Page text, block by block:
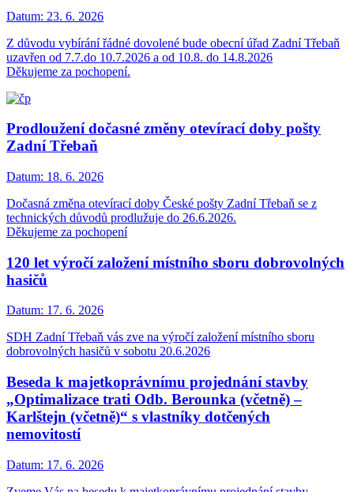
Datum: 23. 6. 2026
Z důvodu vybírání řádné dovolené bude obecní úřad Zadní Třebaň
uzavřen od 7.7.do 10.7.2026 a od 10.8. do 14.8.2026
Děkujeme za pochopení.
Prodloužení dočasné změny otevírací doby pošty
Zadní Třebaň
Datum: 18. 6. 2026
Dočasná změna otevírací doby České pošty Zadní Třebaň se z
technických důvodů prodlužuje do 26.6.2026.
Děkujeme za pochopení
120 let výročí založení místního sboru dobrovolných
hasičů
Datum: 17. 6. 2026
SDH Zadní Třebaň vás zve na výročí založení místního sboru
dobrovolných hasičů v sobotu 20.6.2026
Beseda k majetkoprávnímu projednání stavby
„Optimalizace trati Odb. Berounka (včetně) –
Karlštejn (včetně)“ s vlastníky dotčených
nemovitostí
Datum: 17. 6. 2026